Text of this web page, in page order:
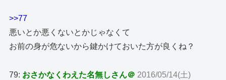
>>77
悪いとか悪くないとかじゃなくて
お前の身が危ないから鍵かけておいた方が良くね？
79: おさかなくわえた名無しさん＠ 2016/05/14(土)